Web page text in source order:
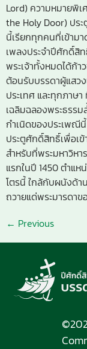
Lord) ความหมายพิ
the Holy Door) ปร
นี้เรียกทุกคนที่เข้าม
เพลงประจำปีศักดิ์สิ
พระเจ้าทั้งหมดได้ก้
ต้อนรับบรรดาผู้แสว
ประเทศ และทุกภาษ
เฉลิมฉลองพระธรร
กำเนิดของประเพณี
ประตูศักดิ์สิทธิ์เพื่อเ
สำหรับที่พระมหาวิห
แรกในปี 1450 ตำแ
โตรนี้ ใกล้กับผนังด้
ถวายแด่พระมารดาข
← Previous